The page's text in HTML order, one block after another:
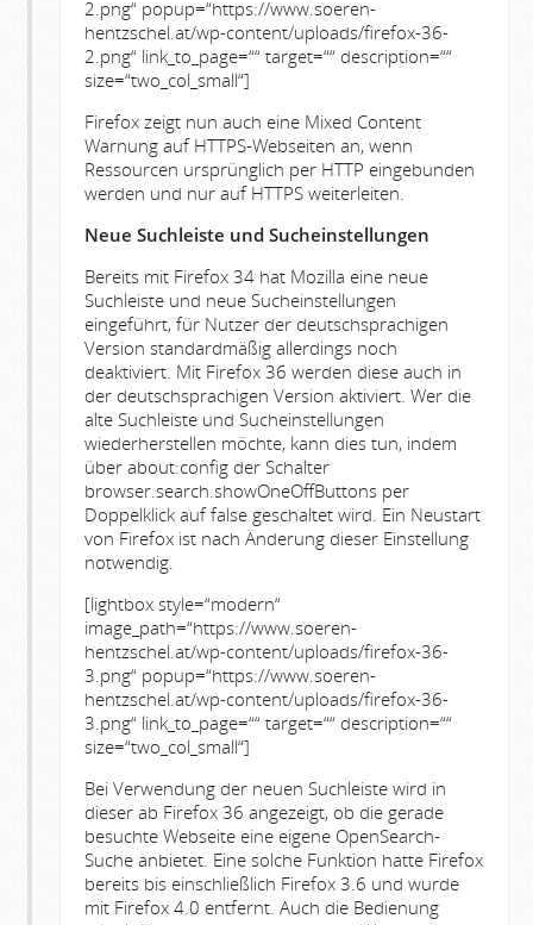
2.png“ popup=“https://www.soeren-
hentzschel.at/wp-content/uploads/firefox-36-
2.png“ link_to_page=““ target=““ description=““
size=“two_col_small“]
Firefox zeigt nun auch eine Mixed Content
Warnung auf HTTPS-Webseiten an, wenn
Ressourcen ursprünglich per HTTP eingebunden
werden und nur auf HTTPS weiterleiten.
Neue Suchleiste und Sucheinstellungen
Bereits mit Firefox 34 hat Mozilla eine neue
Suchleiste und neue Sucheinstellungen
eingeführt, für Nutzer der deutschsprachigen
Version standardmäßig allerdings noch
deaktiviert. Mit Firefox 36 werden diese auch in
der deutschsprachigen Version aktiviert. Wer die
alte Suchleiste und Sucheinstellungen
wiederherstellen möchte, kann dies tun, indem
über about:config der Schalter
browser.search.showOneOffButtons per
Doppelklick auf false geschaltet wird. Ein Neustart
von Firefox ist nach Änderung dieser Einstellung
notwendig.
[lightbox style=“modern“
image_path=“https://www.soeren-
hentzschel.at/wp-content/uploads/firefox-36-
3.png“ popup=“https://www.soeren-
hentzschel.at/wp-content/uploads/firefox-36-
3.png“ link_to_page=““ target=““ description=““
size=“two_col_small“]
Bei Verwendung der neuen Suchleiste wird in
dieser ab Firefox 36 angezeigt, ob die gerade
besuchte Webseite eine eigene OpenSearch-
Suche anbietet. Eine solche Funktion hatte Firefox
bereits bis einschließlich Firefox 3.6 und wurde
mit Firefox 4.0 entfernt. Auch die Bedienung